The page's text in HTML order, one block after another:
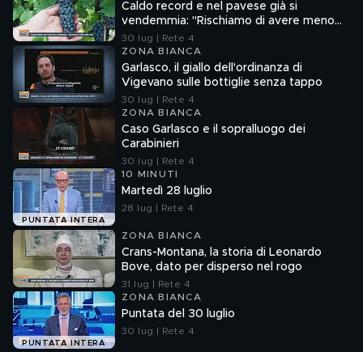
Caldo record e nel pavese già si
vendemmia: "Rischiamo di avere meno
vino"
30 lug | Rete 4
ZONA BIANCA
Garlasco, il giallo dell'ordinanza di
Vigevano sulle bottiglie senza tappo
30 lug | Rete 4
ZONA BIANCA
Caso Garlasco e il sopralluogo dei
Carabinieri
30 lug | Rete 4
PUNTATA INTERA
10 MINUTI
Martedì 28 luglio
28 lug | Rete 4
ZONA BIANCA
Crans-Montana, la storia di Leonardo
Bove, dato per disperso nel rogo
31 lug | Rete 4
PUNTATA INTERA
ZONA BIANCA
Puntata del 30 luglio
30 lug | Rete 4